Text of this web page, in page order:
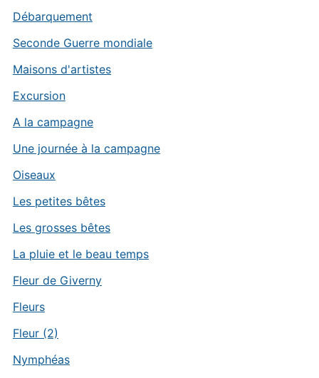
Débarquement
Seconde Guerre mondiale
Maisons d'artistes
Excursion
A la campagne
Une journée à la campagne
Oiseaux
Les petites bêtes
Les grosses bêtes
La pluie et le beau temps
Fleur de Giverny
Fleurs
Fleur (2)
Nymphéas